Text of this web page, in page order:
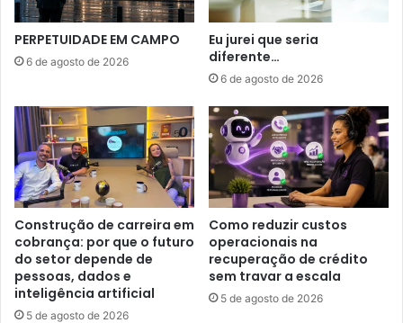
PERPETUIDADE EM CAMPO
6 de agosto de 2026
Eu jurei que seria
diferente…
6 de agosto de 2026
Construção de carreira em
cobrança: por que o futuro
do setor depende de
pessoas, dados e
inteligência artificial
5 de agosto de 2026
Como reduzir custos
operacionais na
recuperação de crédito
sem travar a escala
5 de agosto de 2026